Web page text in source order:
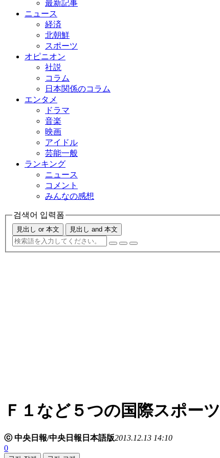
最新記事
ニュース
経済
北朝鮮
スポーツ
オピニオン
社説
コラム
日本関係のコラム
エンタメ
ドラマ
音楽
映画
アイドル
芸能一般
ランキング
ニュース
コメント
みんなの感想
검색어 입력폼
見出し or 本文 見出し and 本文
Ｆ１など５つの国際スポー
ⓒ 中央日報/中央日報日本語版2013.12.13 14:10
0